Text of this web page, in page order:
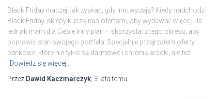
Black Friday inaczej: jak zyskać, gdy inni wydają? Kiedy nadchodzi
Black Friday, sklepy kuszą nas ofertami, aby wydawać więcej. Ja
jednak mam dla Ciebie inny plan – skorzystaj z tego okresu, aby
poprawić stan swojego portfela. Specjalnie przejrzałem oferty
bankowe, które nie tylko są darmowe i chronią środki, ale też
Dowiedz się więcej…
Przez Dawid Kaczmarczyk 3 latatemu